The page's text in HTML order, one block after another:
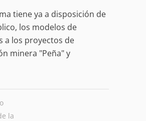
tiene ya a disposición de
los modelos de
a los proyectos de
minera "Peña" y
la